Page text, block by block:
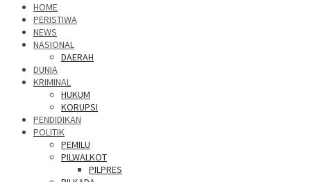
HOME
PERISTIWA
NEWS
NASIONAL
DAERAH
DUNIA
KRIMINAL
HUKUM
KORUPSI
PENDIDIKAN
POLITIK
PEMILU
PILWALKOT
PILPRES